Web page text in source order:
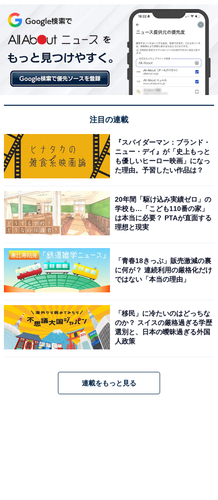
注目の連載
『スパイダーマン：ブランド・
ニュー・デイ』が「史上もっと
も優しいヒーロー映画」になっ
た理由。予習したい作品は？
20年間「駆け込み実績ゼロ」の
学校も…「こども110番の家」
は本当に必要？ PTAが直面する
理想と現実
「青春18きっぷ」販売激減の裏
に何が？ 連続利用の厳格化だけ
ではない「本当の理由」
「移民」に冷たいのはどっちな
のか？ スイスの厳格過ぎる学歴
選別と、日本の曖昧過ぎる外国
人政策
連載をもっと見る